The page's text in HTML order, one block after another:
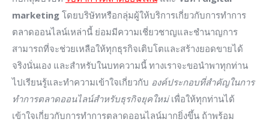
marketing โดยบริษัทหรือกลุ่มผู้ให้บริการเกี่ยวกับการทำการ
ตลาดออนไลน์เหล่านี้ ย่อมมีความเชี่ยวชาญและชำนาญการ
สามารถที่จะช่วยเหลือให้ทุกธุรกิจเติบโตและสร้างยอดขายได้
จริงนั่นเอง และสำหรับในบทความนี้ ทางเราจะขอนำพาทุกท่าน
ไปเรียนรู้และทำความเข้าใจเกี่ยวกับ องค์ประกอบที่สำคัญในการ
ทำการตลาดออนไลน์สำหรับธุรกิจยุคใหม่เพื่อให้ทุกท่านได้
เข้าใจเกี่ยวกับการทำการตลาดออนไลน์มากยิ่งขึ้น ถ้าพร้อม